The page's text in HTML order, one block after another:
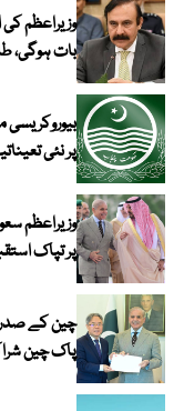
وزیراعظم
بات ہوگی،
بیوروکریسی
پر نئی
وزیراعظم
پر تپاک
چین کے صدر
پاک چین